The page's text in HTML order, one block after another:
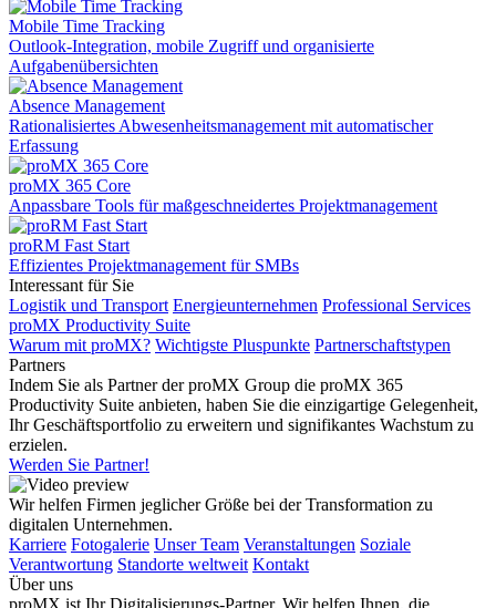
Mobile Time Tracking
Outlook-Integration, mobile Zugriff und organisierte
Aufgabenübersichten
Absence Management
Rationalisiertes Abwesenheitsmanagement mit automatischer
Erfassung
proMX 365 Core
Anpassbare Tools für maßgeschneidertes Projektmanagement
proRM Fast Start
Effizientes Projektmanagement für SMBs
Interessant für Sie
Logistik und Transport Energieunternehmen Professional Services
proMX Productivity Suite
Warum mit proMX? Wichtigste Pluspunkte Partnerschaftstypen
Partners
Indem Sie als Partner der proMX Group die proMX 365
Productivity Suite anbieten, haben Sie die einzigartige Gelegenheit,
Ihr Geschäftsportfolio zu erweitern und signifikantes Wachstum zu
erzielen.
Werden Sie Partner!
Wir helfen Firmen jeglicher Größe bei der Transformation zu
digitalen Unternehmen.
Karriere Fotogalerie Unser Team Veranstaltungen Soziale
Verantwortung Standorte weltweit Kontakt
Über uns
proMX ist Ihr Digitalisierungs-Partner. Wir helfen Ihnen, die